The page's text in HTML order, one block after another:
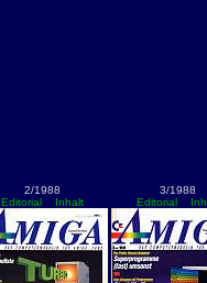
2/1988
Editorial
Inhalt
3/1988
Editorial